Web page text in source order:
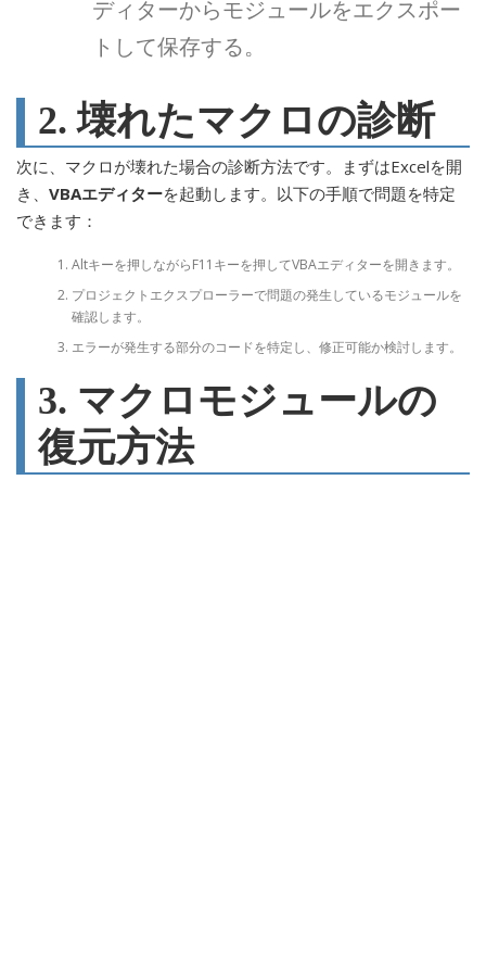
ディターからモジュールをエクスポー
トして保存する。
2. 壊れたマクロの診断
次に、マクロが壊れた場合の診断方法です。まずはExcelを開
き、 VBAエディターを起動します。以下の手順で問題を特定
できます：
Altキーを押しながらF11キーを押してVBAエディターを開きます。
プロジェクトエクスプローラーで問題の発生しているモジュールを
確認します。
エラーが発生する部分のコードを特定し、修正可能か検討します。
3. マクロモジュールの
復元方法